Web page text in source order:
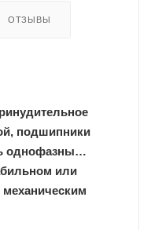
ОТЗЫВЫ
подшипники
однофазный.с
или